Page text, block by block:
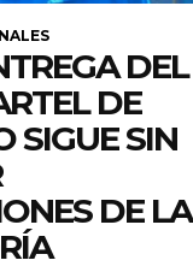
DEL
DE
SIGUE SIN
DE LA